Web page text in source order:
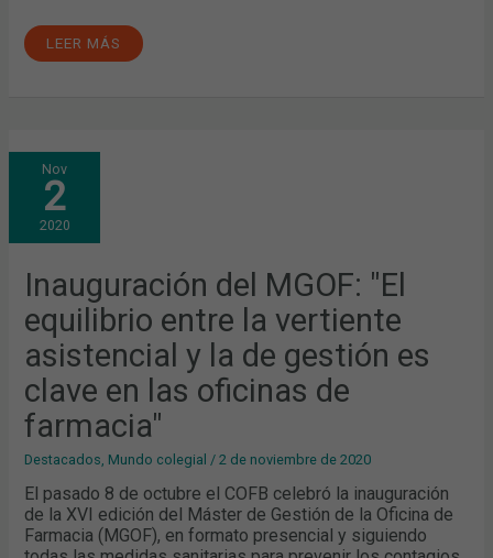
LEER MÁS
Nov
2
2020
Inauguración del MGOF: "El
equilibrio entre la vertiente
asistencial y la de gestión es
clave en las oficinas de
farmacia"
Destacados Mundo colegial /2 de noviembre de 2020
El pasado 8 de octubre el COFB celebró la inauguración
de la XVI edición del Máster de Gestión de la Oficina de
Farmacia (MGOF), en formato presencial y siguiendo
INAUGURACIÓN
DEL
MGOF:
"EL
EQUILIBRIO
ENTRE
LA
Y
LA
DE
GESTIÓN
ES
CLAVE
EN
LAS
OFICINAS
FARMACIA"